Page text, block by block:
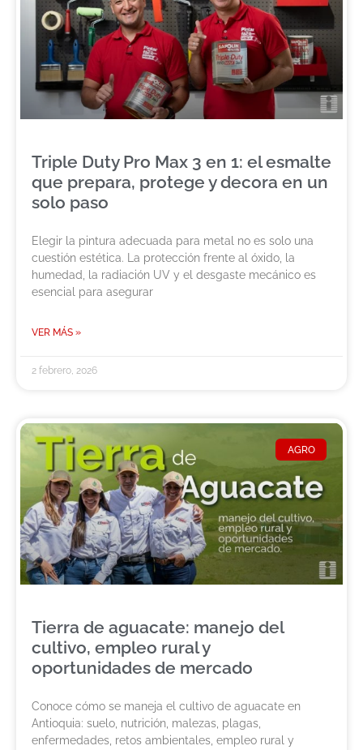
Triple Duty Pro Max 3 en 1: el esmalte
que prepara, protege y decora en un
solo paso
Elegir la pintura adecuada para metal no es solo una
cuestión estética. La protección frente al óxido, la
humedad, la radiación UV y el desgaste mecánico es
esencial para asegurar
VER MÁS »
2 febrero, 2026
AGRO
Tierra de aguacate: manejo del
cultivo, empleo rural y
oportunidades de mercado
Conoce cómo se maneja el cultivo de aguacate en
Antioquia: suelo, nutrición, malezas, plagas,
enfermedades, retos ambientales, empleo rural y